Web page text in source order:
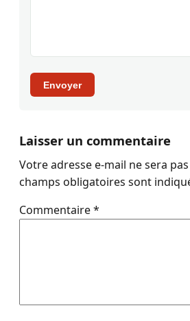
Envoyer
Laisser un commentaire
Votre adresse e-mail ne sera
champs obligatoires sont
Commentaire*